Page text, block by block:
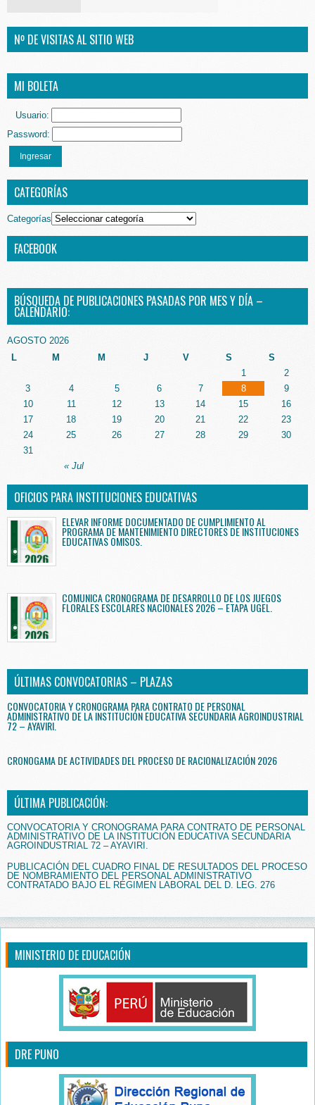
Nº DE VISITAS AL SITIO WEB
MI BOLETA
Usuario:
Password:
Ingresar
CATEGORÍAS
Categorías
FACEBOOK
BÚSQUEDA DE PUBLICACIONES PASADAS POR MES Y DÍA –
CALENDARIO:
AGOSTO 2026
L
M M J V S S
« Jul
1
2
3
4 5 6 7 8
9
10
11 12 13 14 15
16
17
18 19 20 21 22
23
24
25 26 27 28 29
30
31
OFICIOS PARA INSTITUCIONES EDUCATIVAS
ELEVAR INFORME DOCUMENTADO DE CUMPLIMIENTO AL
PROGRAMA DE MANTENIMIENTO DIRECTORES DE INSTITUCIONES
EDUCATIVAS OMISOS.
COMUNICA CRONOGRAMA DE DESARROLLO DE LOS JUEGOS
FLORALES ESCOLARES NACIONALES 2026 – ETAPA UGEL.
ÚLTIMAS CONVOCATORIAS – PLAZAS
CONVOCATORIA Y CRONOGRAMA PARA CONTRATO DE PERSONAL
ADMINISTRATIVO DE LA INSTITUCIÓN EDUCATIVA SECUNDARIA AGROINDUSTRIAL
72 – AYAVIRI.
CRONOGAMA DE ACTIVIDADES DEL PROCESO DE RACIONALIZACIÓN 2026
ÚLTIMA PUBLICACIÓN:
CONVOCATORIA Y CRONOGRAMA PARA CONTRATO DE PERSONAL
ADMINISTRATIVO DE LA INSTITUCIÓN EDUCATIVA SECUNDARIA
AGROINDUSTRIAL 72 – AYAVIRI.
PUBLICACIÓN DEL CUADRO FINAL DE RESULTADOS DEL PROCESO
DE NOMBRAMIENTO DEL PERSONAL ADMINISTRATIVO
CONTRATADO BAJO EL RÉGIMEN LABORAL DEL D. LEG. 276
MINISTERIO DE EDUCACIÓN
DRE PUNO